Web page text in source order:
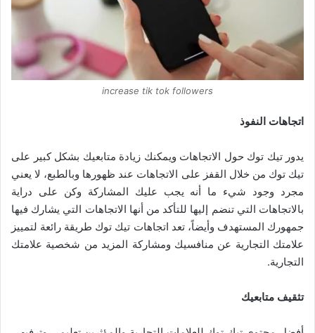
increase tik tok followers
اتجاهات النفوذ
يدور تيك توك حول الاتجاهات ويمكنك زيادة متابعيك بشكل كبير على
تيك توك من خلال القفز على الاتجاهات عند ظهورها وبالطبع، لا يعني
مجرد وجود شيء ما أنه يجب عليك المشاركة وكن على دراية
بالاتجاهات التي تنضم إليها للتأكد من أنها الاتجاهات التي يشارك فيها
جمهورك المستهدف وأيضاً، تعد اتجاهات تيك توك طريقة رائعة لتمييز
علامتك التجارية عن منافسيك ومشاركة المزيد من شخصية علامتك
التجارية.
تثقيف متابعيك